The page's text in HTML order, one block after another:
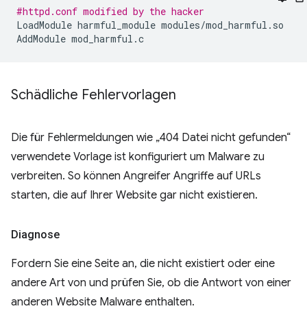
#httpd.conf modified by the hacker
LoadModule harmful_module modules/mod_harmful.so
AddModule
Schädliche Fehlervorlagen
Die für Fehlermeldungen wie „404 Datei nicht gefunden“
verwendete Vorlage ist konfiguriert um Malware zu
verbreiten. So können Angreifer Angriffe auf URLs
starten, die auf Ihrer Website gar nicht existieren.
Diagnose
Fordern Sie eine Seite an, die nicht existiert oder eine
andere Art von und prüfen Sie, ob die Antwort von einer
anderen Website Malware enthalten.